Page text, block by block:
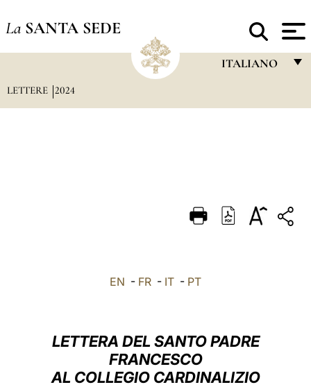
La SANTA SEDE
ITALIANO
DEUTSCH
LATINE
LETTERE 2024
EN - FR - IT - PT
LETTERA DEL SANTO PADRE
FRANCESCO
AL COLLEGIO CARDINALIZIO